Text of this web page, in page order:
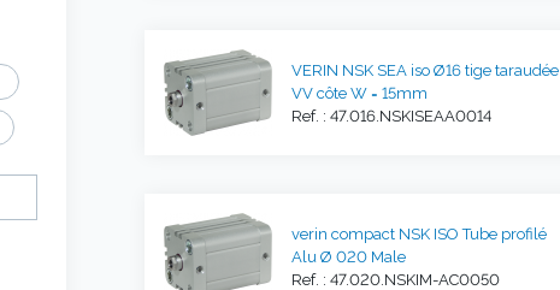
VERIN NSK SEA iso Ø16 tige taraudée
VV côte W = 15mm
Ref. : 47.016.NSKISEAA0014
verin compact NSK ISO Tube profilé
Alu Ø 020 Male
Ref. : 47.020.NSKIM-AC0050